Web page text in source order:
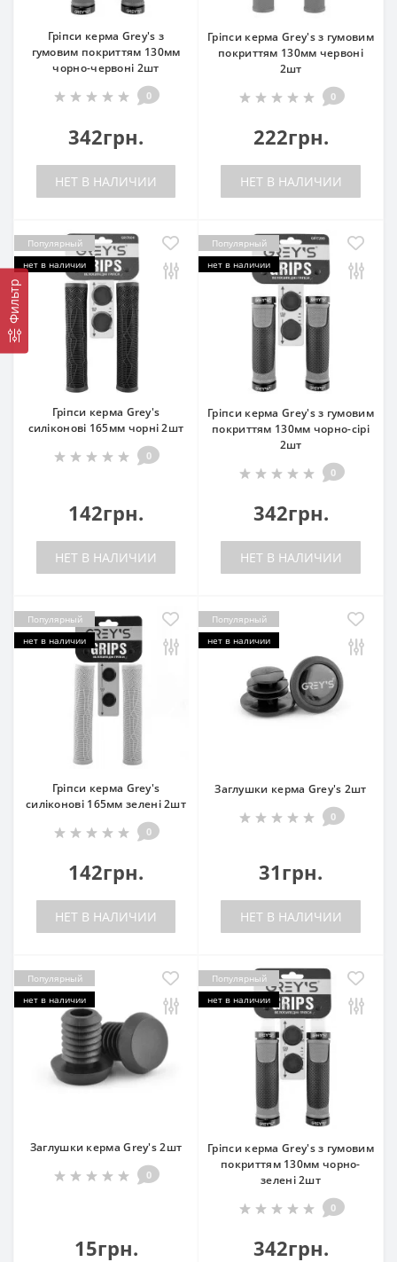
Фильтр
Гріпси керма Grey's з
гумовим покриттям 130мм
чорно-червоні 2шт
0
342грн.
НЕТ В НАЛИЧИИ
Гріпси керма Grey's з гумовим
покриттям 130мм червоні
2шт
0
222грн.
НЕТ В НАЛИЧИИ
Популярный
нет в наличии
Гріпси керма Grey's
силіконові 165мм чорні 2шт
0
142грн.
НЕТ В НАЛИЧИИ
Популярный
нет в наличии
Гріпси керма Grey's з гумовим
покриттям 130мм чорно-сірі
2шт
0
342грн.
НЕТ В НАЛИЧИИ
Популярный
нет в наличии
Гріпси керма Grey's
силіконові 165мм зелені 2шт
0
142грн.
НЕТ В НАЛИЧИИ
Популярный
нет в наличии
Заглушки керма Grey's 2шт
0
31грн.
НЕТ В НАЛИЧИИ
Популярный
нет в наличии
Заглушки керма Grey's 2шт
0
15грн.
Популярный
нет в наличии
Гріпси керма Grey's з гумовим
покриттям 130мм чорно-
зелені 2шт
0
342грн.